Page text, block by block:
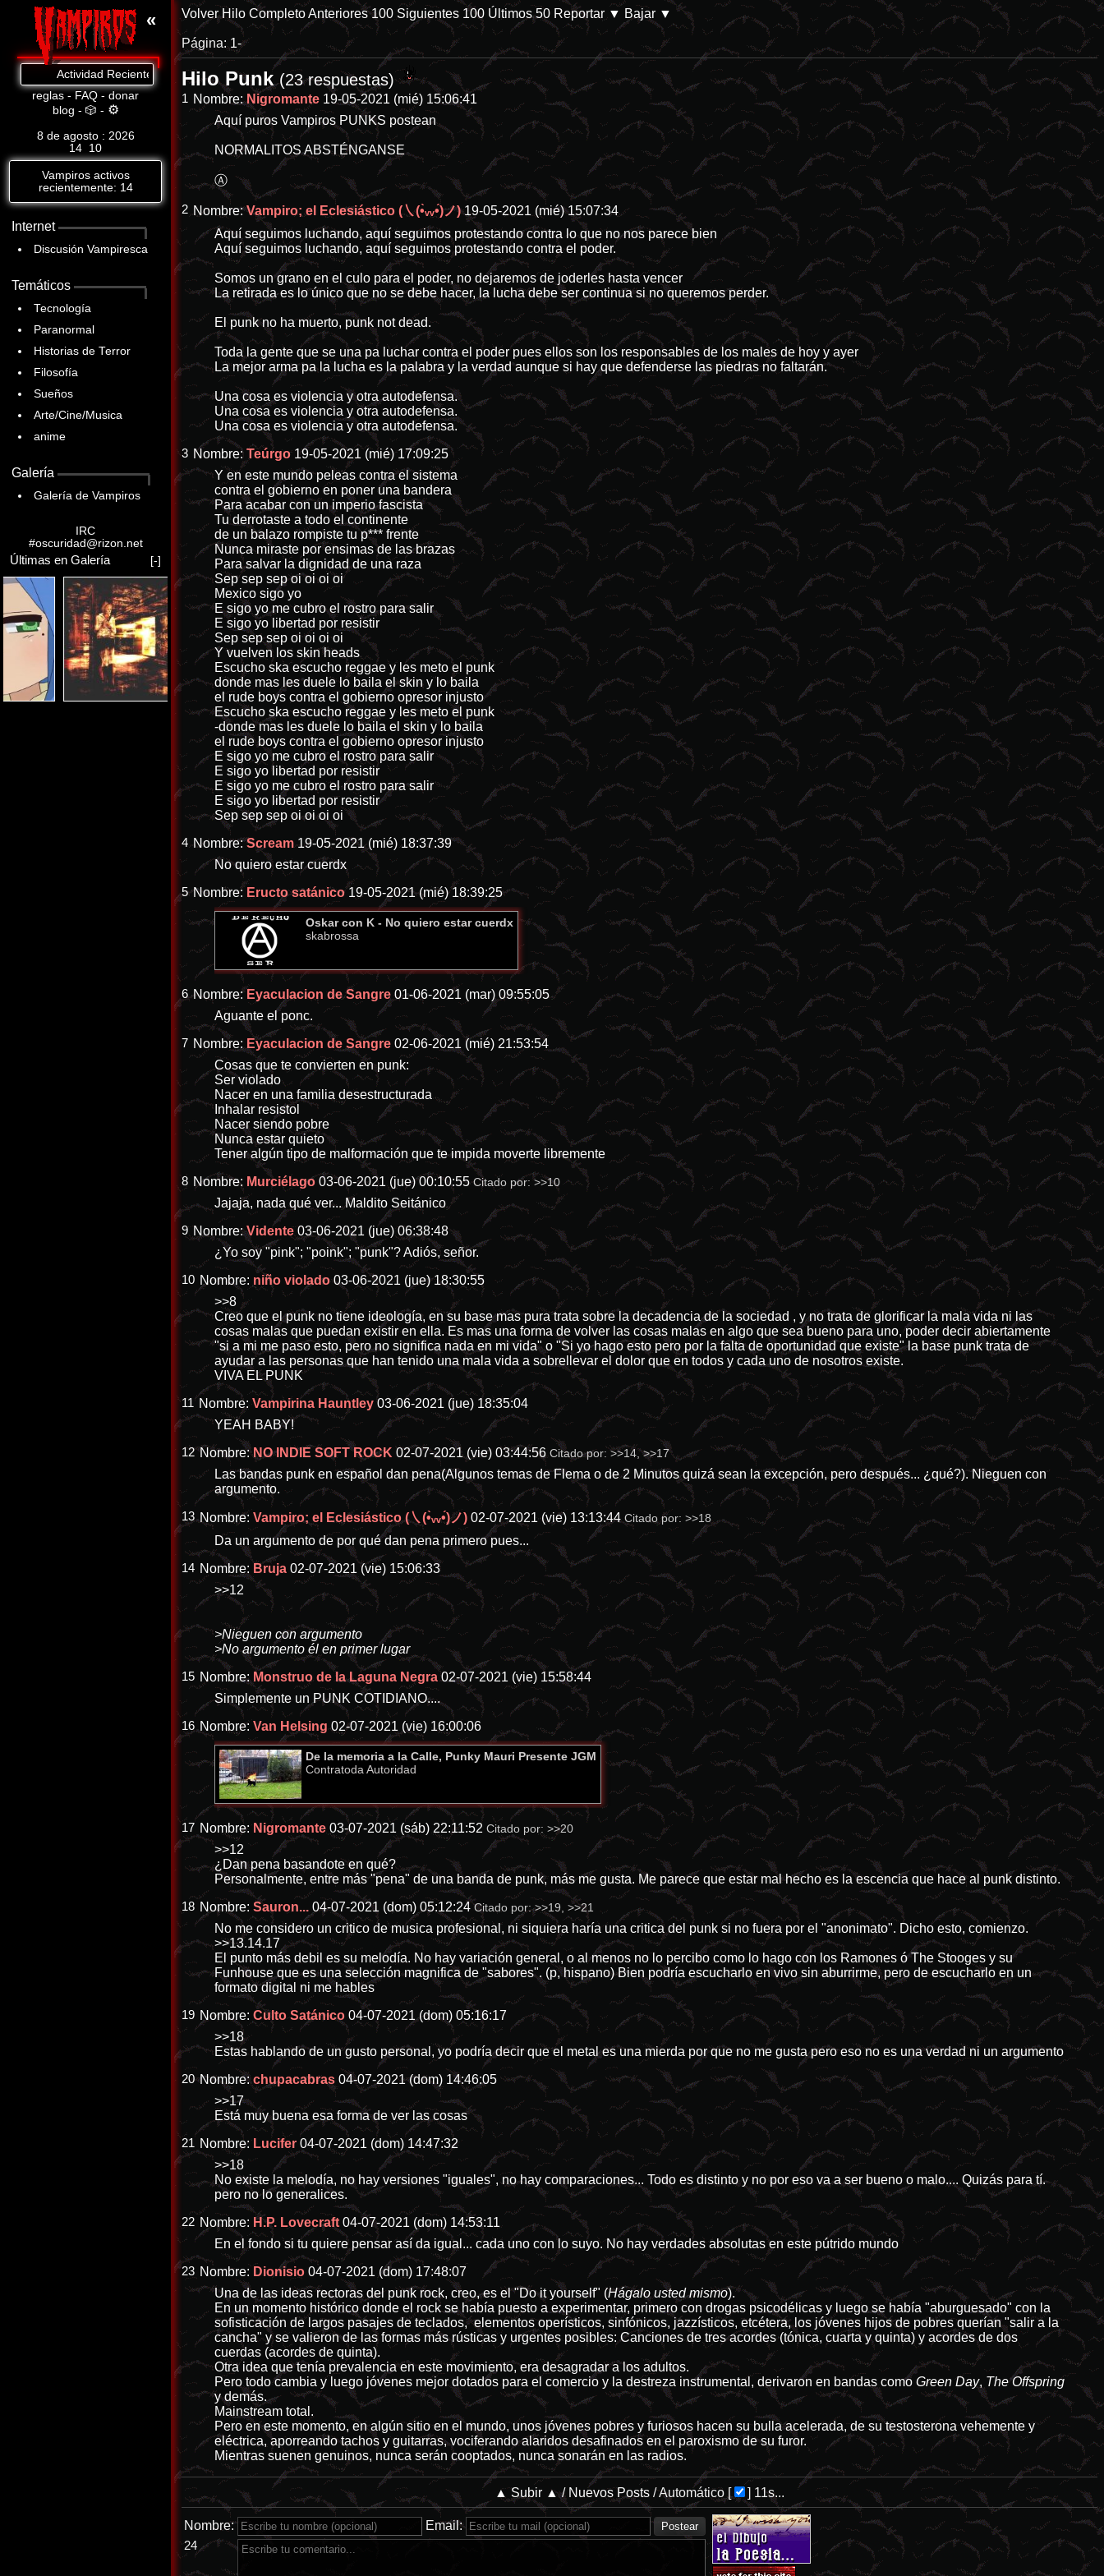
«
Actividad Reciente: Cat.8: https://www.abandomoviez.net/db/p-28144-categoria-8 En Prime Video. Parece que las películas de desastres naturales tienden a ser el idóneo campo de cultivo para las
reglas - FAQ - donar
blog - 🎲 - ⚙
8 de agosto : 2026
14 10
Vampiros activos
recientemente: 14
Internet
Discusión Vampiresca
Temáticos
Tecnología
Paranormal
Historias de Terror
Filosofía
Sueños
Arte/Cine/Musica
anime
Galería
Galería de Vampiros
IRC
#oscuridad@rizon.net
Últimas en Galería [-]
Volver Hilo CompletoAnteriores 100 Siguientes 100 Últimos 50 Reportar ▼ Bajar ▼
Página: 1-
Hilo Punk(23 respuestas)
1 Nombre: Nigromante 19-05-2021 (mié) 15:06:41
Aquí puros Vampiros PUNKS postean
NORMALITOS ABSTÉNGANSE
Ⓐ
2 Nombre:Vampiro; el Eclesiástico (㇏(•̀ᵥᵥ•́)ノ) 19-05-2021 (mié) 15:07:34
Aquí seguimos luchando, aquí seguimos protestando contra lo que no nos parece bien
Aquí seguimos luchando, aquí seguimos protestando contra el poder.
Somos un grano en el culo para el poder, no dejaremos de joderles hasta vencer
La retirada es lo único que no se debe hacer, la lucha debe ser continua si no queremos perder.
El punk no ha muerto, punk not dead.
Toda la gente que se una pa luchar contra el poder pues ellos son los responsables de los males de hoy y ayer
La mejor arma pa la lucha es la palabra y la verdad aunque si hay que defenderse las piedras no faltarán.
Una cosa es violencia y otra autodefensa.
Una cosa es violencia y otra autodefensa.
Una cosa es violencia y otra autodefensa.
3 Nombre:Teúrgo 19-05-2021 (mié) 17:09:25
Y en este mundo peleas contra el sistema
contra el gobierno en poner una bandera
Para acabar con un imperio fascista
Tu derrotaste a todo el continente
de un balazo rompiste tu p*** frente
Nunca miraste por ensimas de las brazas
Para salvar la dignidad de una raza
Sep sep sep oi oi oi oi
Mexico sigo yo
E sigo yo me cubro el rostro para salir
E sigo yo libertad por resistir
Sep sep sep oi oi oi oi
Y vuelven los skin heads
Escucho ska escucho reggae y les meto el punk
donde mas les duele lo baila el skin y lo baila
el rude boys contra el gobierno opresor injusto
Escucho ska escucho reggae y les meto el punk
-donde mas les duele lo baila el skin y lo baila
el rude boys contra el gobierno opresor injusto
E sigo yo me cubro el rostro para salir
E sigo yo libertad por resistir
E sigo yo me cubro el rostro para salir
E sigo yo libertad por resistir
Sep sep sep oi oi oi oi
4 Nombre:Scream 19-05-2021 (mié) 18:37:39
No quiero estar cuerdx
5 Nombre: Eructo satánico 19-05-2021 (mié) 18:39:25
Oskar con K - No quiero estar cuerdx
skabrossa
6 Nombre: Eyaculacion de Sangre 01-06-2021 (mar) 09:55:05
Aguante el ponc.
7 Nombre: Eyaculacion de Sangre 02-06-2021 (mié) 21:53:54
Cosas que te convierten en punk:
Ser violado
Nacer en una familia desestructurada
Inhalar resistol
Nacer siendo pobre
Nunca estar quieto
Tener algún tipo de malformación que te impida moverte libremente
8 Nombre: Murciélago 03-06-2021 (jue) 00:10:55 Citado por:>>10
Jajaja, nada qué ver... Maldito Seitánico
9 Nombre:Vidente 03-06-2021 (jue) 06:38:48
¿Yo soy "pink"; "poink"; "punk"? Adiós, señor.
10 Nombre: niño violado03-06-2021 (jue) 18:30:55
>>8
Creo que el punk no tiene ideología, en su base mas pura trata sobre la decadencia de la sociedad , y no trata de glorificar la mala vida ni las
cosas malas que puedan existir en ella. Es mas una forma de volver las cosas malas en algo que sea bueno para uno, poder decir abiertamente
"si a mi me paso esto, pero no significa nada en mi vida" o "Si yo hago esto pero por la falta de oportunidad que existe" la base punk trata de
ayudar a las personas que han tenido una mala vida a sobrellevar el dolor que en todos y cada uno de nosotros existe.
VIVA EL PUNK
11 Nombre:Vampirina Hauntley 03-06-2021 (jue) 18:35:04
YEAH BABY!
12 Nombre: NO INDIE SOFT ROCK 02-07-2021 (vie) 03:44:56 Citado por:>>14,>>17
Las bandas punk en español dan pena(Algunos temas de Flema o de 2 Minutos quizá sean la excepción, pero después... ¿qué?). Nieguen con
argumento.
13 Nombre:Vampiro; el Eclesiástico (㇏(•̀ᵥᵥ•́)ノ) 02-07-2021 (vie) 13:13:44 Citado por:>>18
Da un argumento de por qué dan pena primero pues...
14 Nombre: Bruja 02-07-2021 (vie) 15:06:33
>>12
>Nieguen con argumento
>No argumento él en primer lugar
15 Nombre: Monstruo de la Laguna Negra 02-07-2021 (vie) 15:58:44
Simplemente un PUNK COTIDIANO....
16 Nombre:Van Helsing 02-07-2021 (vie) 16:00:06
De la memoria a la Calle, Punky Mauri Presente JGM
Contratoda Autoridad
17 Nombre: Nigromante 03-07-2021 (sáb) 22:11:52 Citado por:>>20
>>12
¿Dan pena basandote en qué?
Personalmente, entre más "pena" de una banda de punk, más me gusta. Me parece que estar mal hecho es la escencia que hace al punk distinto.
18 Nombre:Sauron... 04-07-2021 (dom) 05:12:24 Citado por:>>19,>>21
No me considero un critico de musica profesional, ni siquiera haría una critica del punk si no fuera por el "anonimato". Dicho esto, comienzo.
>>13.14.17
El punto más debil es su melodía. No hay variación general, o al menos no lo percibo como lo hago con los Ramones ó The Stooges y su
Funhouse que es una selección magnifica de "sabores". (p, hispano) Bien podría escucharlo en vivo sin aburrirme, pero de escucharlo en un
formato digital ni me hables
19 Nombre:Culto Satánico 04-07-2021 (dom) 05:16:17
>>18
Estas hablando de un gusto personal, yo podría decir que el metal es una mierda por que no me gusta pero eso no es una verdad ni un argumento
20 Nombre:chupacabras 04-07-2021 (dom) 14:46:05
>>17
Está muy buena esa forma de ver las cosas
21 Nombre: Lucifer 04-07-2021 (dom) 14:47:32
>>18
No existe la melodía, no hay versiones "iguales", no hay comparaciones... Todo es distinto y no por eso va a ser bueno o malo.... Quizás para tí.
pero no lo generalices.
22 Nombre: H.P. Lovecraft 04-07-2021 (dom) 14:53:11
En el fondo si tu quiere pensar así da igual... cada uno con lo suyo. No hay verdades absolutas en este pútrido mundo
23 Nombre: Dionisio 04-07-2021 (dom) 17:48:07
Una de las ideas rectoras del punk rock, creo, es el "Do it yourself" (Hágalo usted mismo).
En un momento histórico donde el rock se había puesto a experimentar, primero con drogas psicodélicas y luego se había "aburguesado" con la
sofisticación de largos pasajes de teclados, elementos operísticos, sinfónicos, jazzísticos, etcétera, los jóvenes hijos de pobres querían "salir a la
cancha" y se valieron de las formas más rústicas y urgentes posibles: Canciones de tres acordes (tónica, cuarta y quinta) y acordes de dos
cuerdas (acordes de quinta).
Otra idea que tenía prevalencia en este movimiento, era desagradar a los adultos.
Pero todo cambia y luego jóvenes mejor dotados para el comercio y la destreza instrumental, derivaron en bandas como Green Day, The Offspring
y demás.
Mainstream total.
Pero en este momento, en algún sitio en el mundo, unos jóvenes pobres y furiosos hacen su bulla acelerada, de su testosterona vehemente y
eléctrica, aporreando tachos y guitarras, vociferando alaridos desafinados en el paroxismo de su furor.
Mientras suenen genuinos, nunca serán cooptados, nunca sonarán en las radios.
▲ Subir ▲/ Nuevos Posts/Automático[ ] 10s...
Nombre: Email:
24